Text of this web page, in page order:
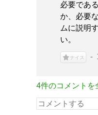
必要であ
か、必要
ムに説明
い。
ナイス
4件のコメントを